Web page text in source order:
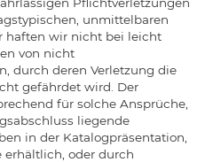
unmittelbaren
haften wir nicht bei leicht
von nicht
durch deren Verletzung die
gefährdet wird. Der
für solche Ansprüche,
liegende
in der Katalogpräsentation,
erhältlich, oder durch